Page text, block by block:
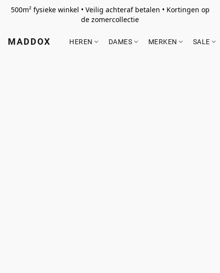
500m² fysieke winkel • Veilig achteraf betalen • Kortingen op
de zomercollectie
MADDOX HEREN DAMES MERKEN SALE